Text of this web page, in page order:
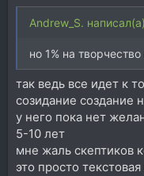
Andrew_S.
но 1% на
так ведь все идет к
созидание создание
у него пока нет
5-10 лет
мне жаль скептиков
это просто